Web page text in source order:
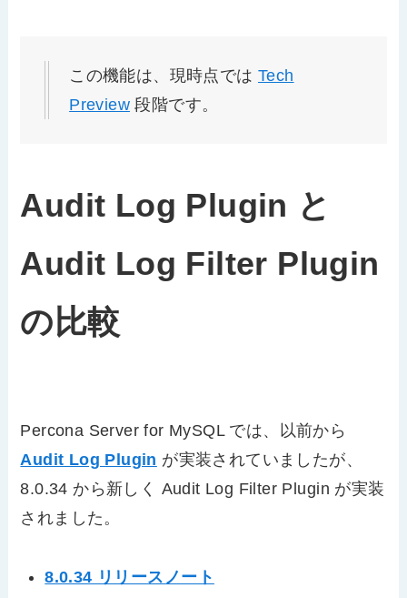
この機能は、現時点では Tech
Preview段階です。
Audit Log Plugin と
Audit Log Filter Plugin
の比較
Percona Server for MySQL では、以前から
Audit Log Plugin が実装されていましたが、
8.0.34 から新しく Audit Log Filter Plugin が実装
されました。
8.0.34 リリースノート